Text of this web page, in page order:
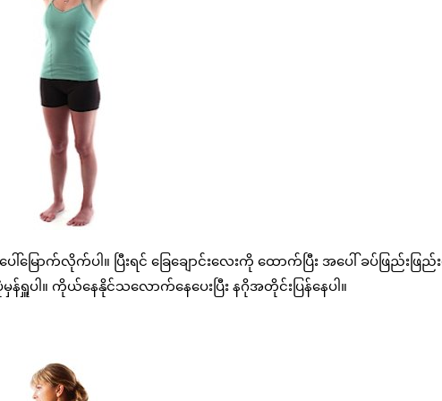
က်လိုက်ပါ။ ပြီးရင် ခြေချောင်းလေးကို ထောက်ပြီး အပေါ် ခပ်ဖြည်းဖြည်
ပါ။ ကိုယ်နေနိုင်သလောက်နေပေးပြီး နဂိုအတိုင်းပြန်နေပါ။